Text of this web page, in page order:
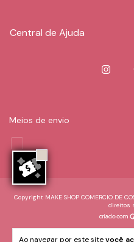
Ao navegar por este sitevocê
Central de Ajuda
Meios de envio
Copyright MAKE SHOP COMERCIO DE
direitos